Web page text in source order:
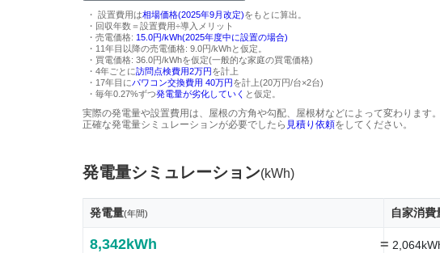
・ 設置費用は相場価格(2025年9月改定)をもとに算出。
・回収年数＝設置費用÷導入メリット
・売電価格: 15.0円/kWh(2025年度中に設置の場合)
・11年目以降の売電価格: 9.0円/kWhと仮定。
・買電価格: 36.0円/kWhを仮定(一般的な家庭の買電価格)
・4年ごとに訪問点検費用2万円を計上
・17年目にパワコン交換費用 40万円を計上(20万円/台×2台)
・毎年0.27%ずつ発電量が劣化していく と仮定。
実際の発電量や設置費用は、屋根の方角や勾配、屋根材などによって変わります。
正確な発電量シミュレーションが必要でしたら 見積り依頼をしてください。
発電量シミュレーション(kWh)
発電量(年間) 自家消費
8,342kWh =